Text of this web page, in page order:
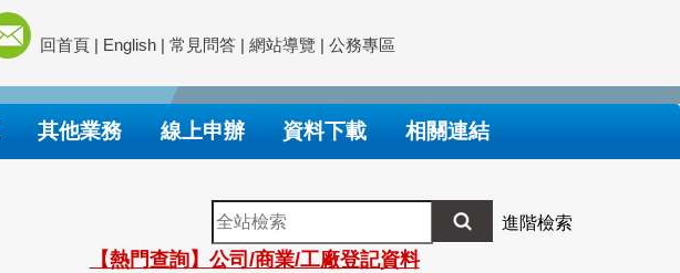
回首頁 | English | 常見問答 | 網站導覽 | 公務專區
其他業務 線上申辦 資料下載 相關連結
全
站
檢
進階檢索
【熱門查詢】公司/商業/工廠登記資料